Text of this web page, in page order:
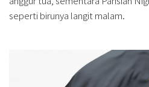
seperti birunya langit malam.